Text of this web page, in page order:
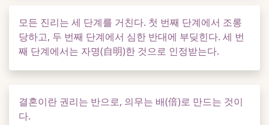
모든 진리는 세 단계를 거친다. 첫 번째 단계에서 조롱
당하고, 두 번째 단계에서 심한 반대에 부딪힌다. 세 번
째 단계에서는 자명(自明)한 것으로 인정받는다.
결혼이란 권리는 반으로, 의무는 배(倍)로 만드는 것이
다.